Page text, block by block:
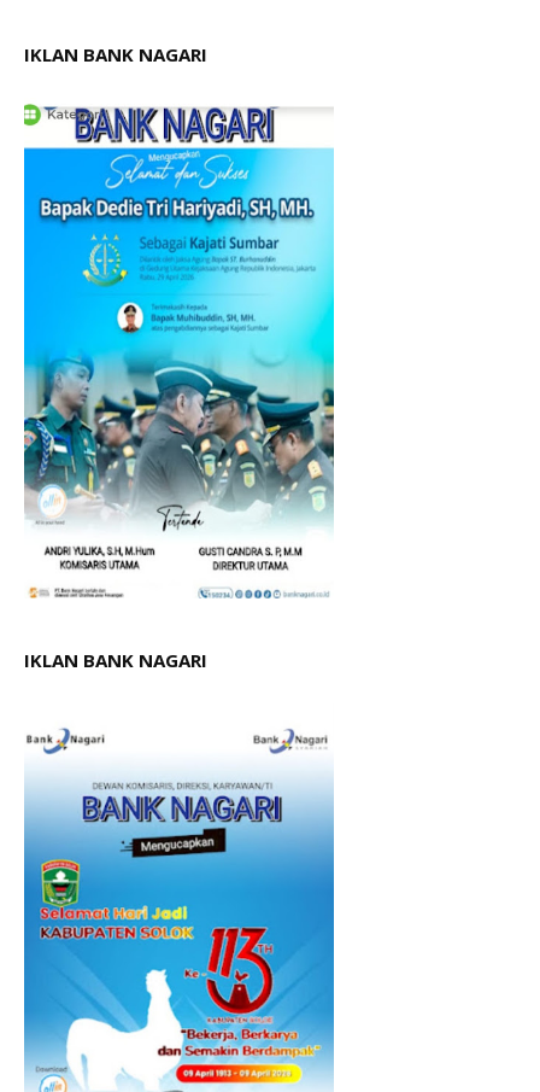
IKLAN BANK NAGARI
IKLAN BANK NAGARI